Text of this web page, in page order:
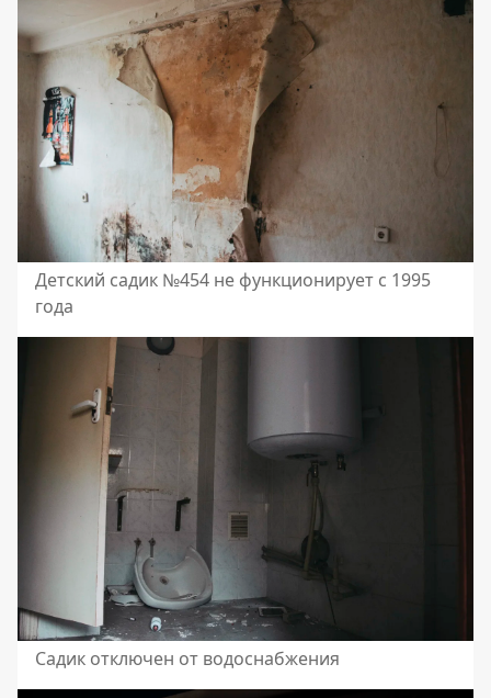
Детский садик №454 не функционирует с 1995
года
Садик отключен от водоснабжения